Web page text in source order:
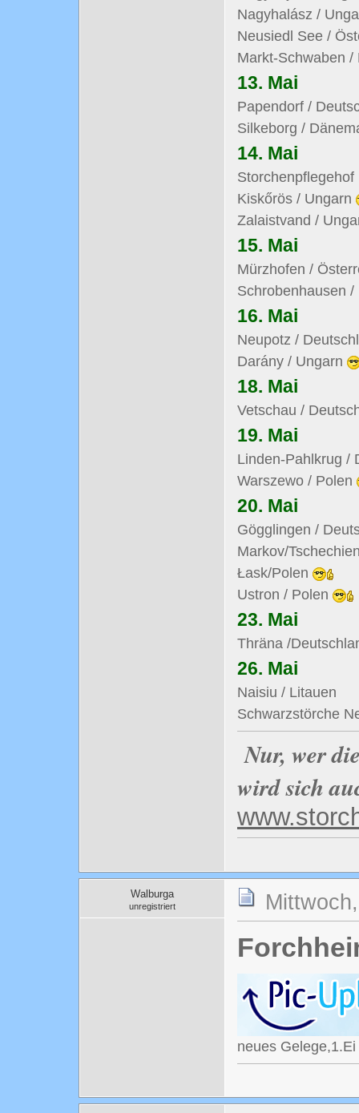
Nagyhalász /
Neusiedl See /
Markt-Schwaben
13. Mai
Papendorf /
Silkeborg /
14. Mai
Kiskőrös / Ungarn
Zalaistvand /
15. Mai
Mürzhofen /
Schrobenhausen
16. Mai
Neupotz /
Darány / Ungarn
18. Mai
Vetschau /
19. Mai
Linden-Pahlkrug /
Warszewo / Polen
20. Mai
Gögglingen /
Markov/
Łask/Polen
Ustron / Polen
23. Mai
Thräna /
26. Mai
Naisiu / Litauen
Schwarzstörche
Nur, wer
wird sich
Walburga
unregistriert
neues